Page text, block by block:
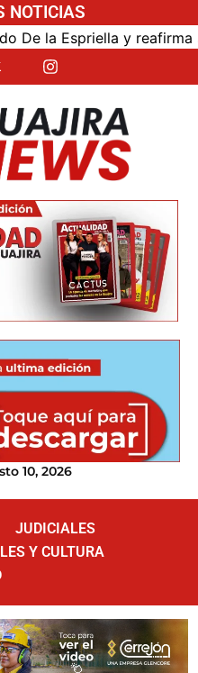
NOTICIAS
y reafirma su
10, 2026
JUDICIALES
Y CULTURA